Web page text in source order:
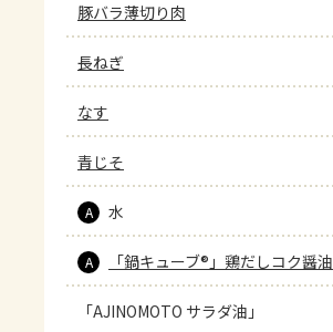
豚バラ薄切り肉
長ねぎ
なす
青じそ
A 水
A 「鍋キューブ®」鶏だしコク醤油
「AJINOMOTO サラダ油」